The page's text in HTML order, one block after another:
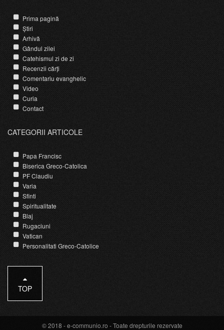
Prima pagină
Știri
Arhivă
Gândul zilei
Catehismul zi de zi
Recenzii cărți
Comentariu evanghelic
Video
Curia
Contact
CATEGORII ARTICOLE
Papa Francisc
Biserica Greco-Catolica
PF Claudiu
Varia
Sfinti
Spiritualitate
Blaj
Rugaciuni
Vatican
Personalitati Greco-Catolice
TOP
© 2018 -e-communio.ro - Toate drepturile rezervate